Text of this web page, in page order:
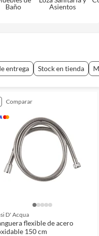
Baño
Asientos
entrega Stock en tienda
comparar
D' Acqua
flexible de acero
150 cm